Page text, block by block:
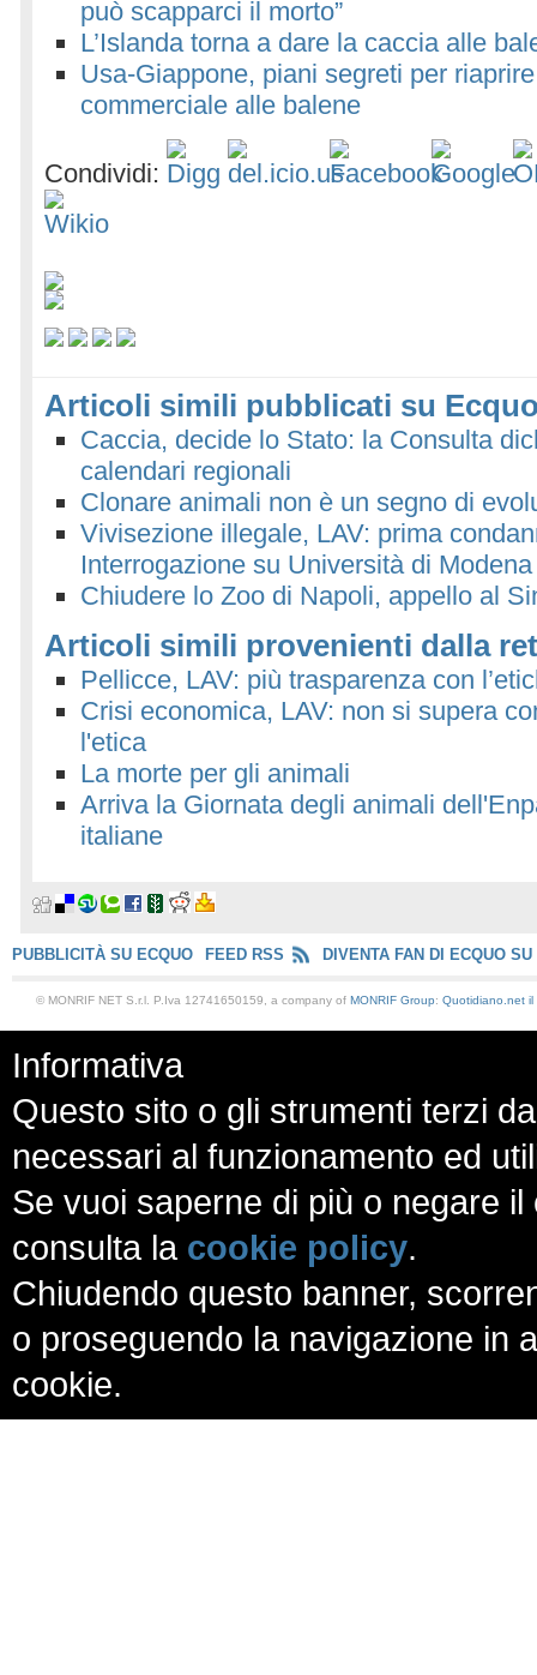
può scapparci il morto”
L’Islanda torna a dare la caccia alle
Usa-Giappone, piani segreti per
commerciale alle balene
Condividi:
Articoli simili pubblicati su
Caccia, decide lo Stato: la Consulta
calendari regionali
Clonare animali non è un segno di
Vivisezione illegale, LAV: prima
Interrogazione su Università di Modena
Chiudere lo Zoo di Napoli, appello al
Articoli simili provenienti dalla
Pellicce, LAV: più trasparenza con
Crisi economica, LAV: non si supera
l'etica
La morte per gli animali
Arriva la Giornata degli animali
italiane
PUBBLICITÀ SU ECQUO FEED RSS DIVENTA FAN DI ECQUO SU
© MONRIF NET S.r.l. P.Iva 12741650159, a company of MONRIF Group: Quotidiano.net il
Informativa
Questo sito o gli strumenti terzi
necessari al funzionamento ed
Se vuoi saperne di più o negare
consulta la cookie policy.
Chiudendo questo banner,
o proseguendo la navigazione in
cookie.